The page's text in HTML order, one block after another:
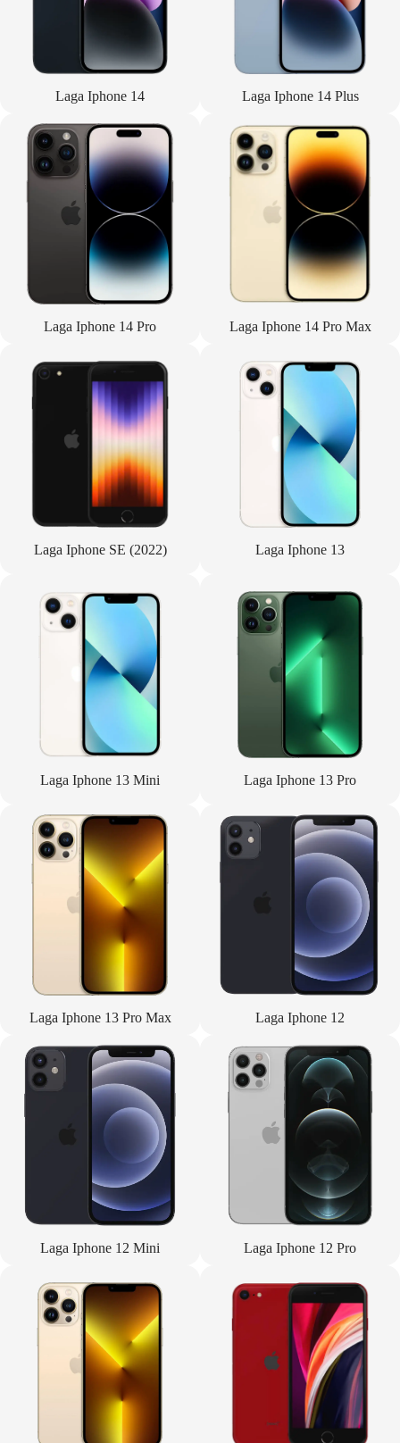
Laga Iphone 14 Laga Iphone 14 Plus
Laga Iphone 14 Pro Laga Iphone 14 Pro Max
Laga Iphone SE (2022) Laga Iphone 13
Laga Iphone 13 Mini Laga Iphone 13 Pro
Laga Iphone 13 Pro Max Laga Iphone 12
Laga Iphone 12 Mini Laga Iphone 12 Pro